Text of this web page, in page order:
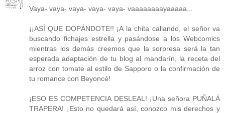
Vaya- vaya- vaya- vaya- vaya- vaaaaaaaayaaaaa...
¡¡ASÍ QUE DOPÁNDOTE!! ¡A la chita callando, el señor va
buscando fichajes estrella y pasándose a los Webcomics
mientras los demás creemos que la sorpresa será la tan
esperada adaptación de tu blog al mandarín, la receta del
arroz con tomate al estilo de Sapporo o la confirmación de
tu romance con Beyoncé!
¡ESO ES COMPETENCIA DESLEAL! ¡Una señora PUÑALÁ
TRAPERA! ¡Esto no quedará así, conozco mis derechos y